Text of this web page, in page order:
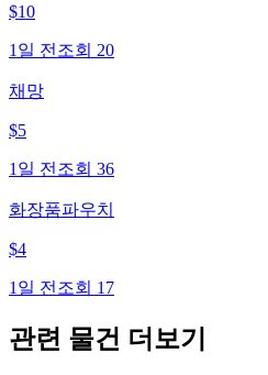
$10
1일 전 조회 20
채망
$5
1일 전 조회 36
화장품파우치
$4
1일 전 조회 17
관련 물건 더보기